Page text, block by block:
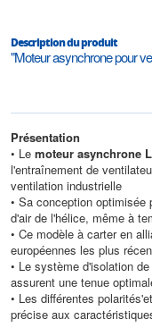
Description du produit
"Moteur asynchrone pour
Présentation
• Le moteur asynchrone
l'entraînement de
ventilation industrielle
• Sa conception
d'air de l'hélice, même à
• Ce modèle à carter en
européennes les plus
• Le système d'isolation
assurent une tenue
• Les différentes
précise aux